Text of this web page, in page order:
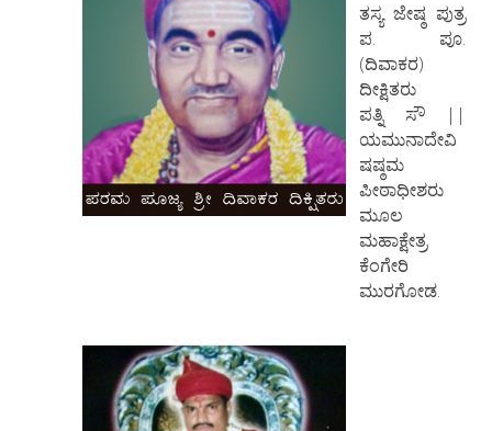
ತಸ್ಯ ಜೇಷ್ಠ ಪುತ್ರ
ಪ. ಪೂ.
(ದಿವಾಕರ)
ದೀಕ್ಷಿತರು
ಪತ್ನಿ ಸೌ ||
ಯಮುನಾದೇವಿ
ಷಷ್ಠಮ
ಪೀಠಾಧೀಶರು
ಮೂಲ
ಮಹಾಕ್ಷೇತ್ರ
ಕೆಂಗೇರಿ
ಮುರಗೋಡ.